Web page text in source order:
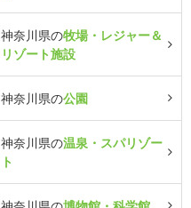
神奈川県の牧場・レジャー＆
リゾート施設
神奈川県の公園
神奈川県の温泉・スパリゾー
ト